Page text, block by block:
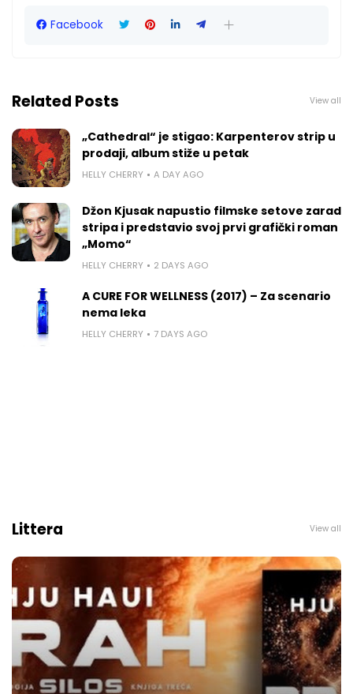
Facebook
Related Posts View all
„Cathedral“ je stigao: Karpenterov strip u
prodaji, album stiže u petak
HELLY CHERRY A DAY AGO
Džon Kjusak napustio filmske setove zarad
stripa i predstavio svoj prvi grafički roman
„Momo“
HELLY CHERRY 2 DAYS AGO
A CURE FOR WELLNESS (2017) – Za scenario
nema leka
HELLY CHERRY 7 DAYS AGO
Littera View all